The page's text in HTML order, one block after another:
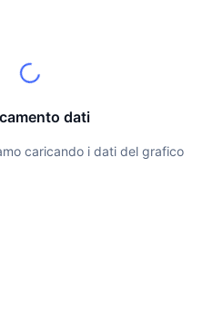
dati
caricando i dati del grafico